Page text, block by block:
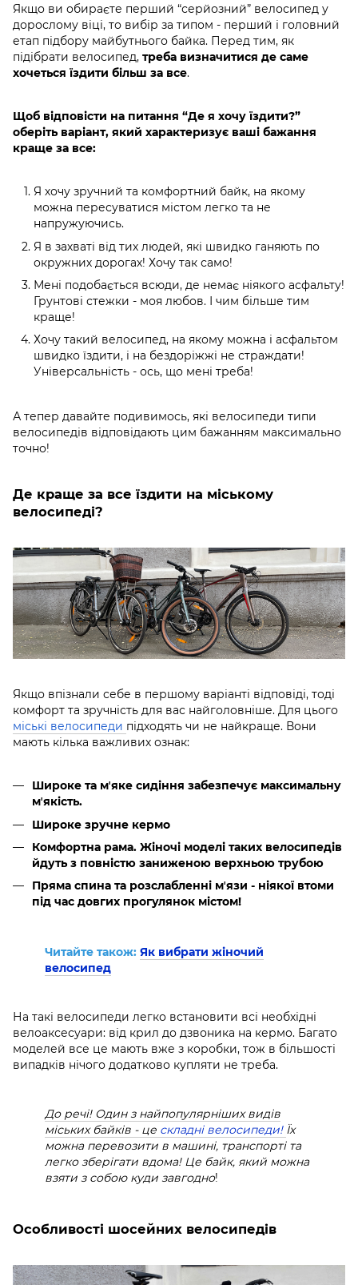
Якщо ви обираєте перший “серйозний” велосипед у
дорослому віці, то вибір за типом - перший і головний
етап підбору майбутнього байка. Перед тим, як
підібрати велосипед, треба визначитися де саме
хочеться їздити більш за все.
Щоб відповісти на питання “Де я хочу їздити?”
оберіть варіант, який характеризує ваші бажання
краще за все:
Я хочу зручний та комфортний байк, на якому
можна пересуватися містом легко та не
напружуючись.
Я в захваті від тих людей, які швидко ганяють по
окружних дорогах! Хочу так само!
Мені подобається всюди, де немає ніякого асфальту!
Грунтові стежки - моя любов. І чим більше тим
краще!
Хочу такий велосипед, на якому можна і асфальтом
швидко їздити, і на бездоріжжі не страждати!
Універсальність - ось, що мені треба!
А тепер давайте подивимось, які велосипеди типи
велосипедів відповідають цим бажанням максимально
точно!
Де краще за все їздити на міському
велосипеді?
Якщо впізнали себе в першому варіанті відповіді, тоді
комфорт та зручність для вас найголовніше. Для цього
міські велосипеди підходять чи не найкраще. Вони
мають кілька важливих ознак:
Широке та мʼяке сидіння забезпечує максимальну
мʼякість.
Широке зручне кермо
Комфортна рама. Жіночі моделі таких велосипедів
йдуть з повністю заниженою верхньою трубою
Пряма спина та розслабленні мʼязи - ніякої втоми
під час довгих прогулянок містом!
Читайте також: Як вибрати жіночий
велосипед
На такі велосипеди легко встановити всі необхідні
велоаксесуари: від крил до дзвоника на кермо. Багато
моделей все це мають вже з коробки, тож в більшості
випадків нічого додатково купляти не треба.
До речі! Один з найпопулярніших видів
міських байків - це складні велосипеди! Їх
можна перевозити в машині, транспорті та
легко зберігати вдома! Це байк, який можна
взяти з собою куди завгодно!
Особливості шосейних велосипедів